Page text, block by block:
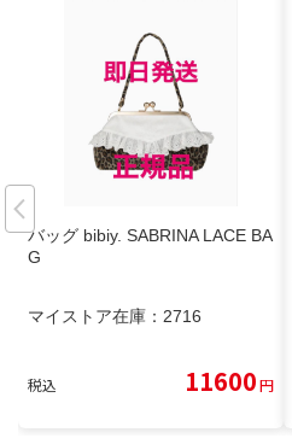
バッグ bibiy. SABRINA LACE BA
G
マイストア在庫： 2716
税込 11600円